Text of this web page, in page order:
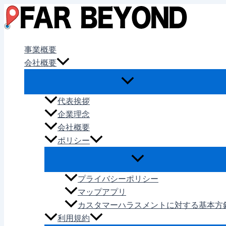
内
容
事業概要
会社概要
代表挨拶
企業理念
会社概要
ポリシー
プライバシーポリシー
マップアプリ
カスタマーハラスメントに対する基本方
利用規約